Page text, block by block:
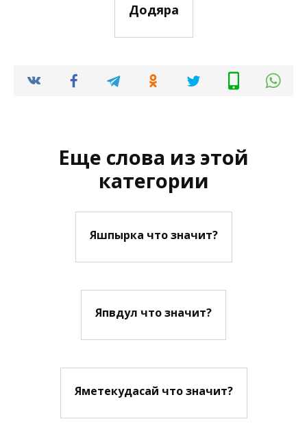
Додяра
Еще слова из этой
категории
Яшпырка что значит?
Япвдул что значит?
Яметекудасай что значит?